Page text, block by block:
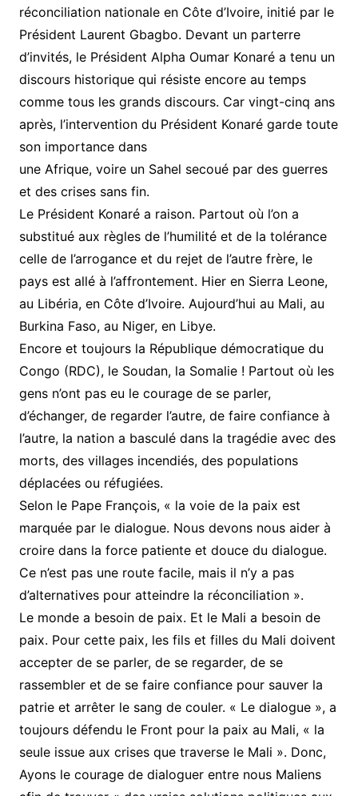
réconciliation nationale en Côte d’Ivoire, initié par le
Président Laurent Gbagbo. Devant un parterre
d’invités, le Président Alpha Oumar Konaré a tenu un
discours historique qui résiste encore au temps
comme tous les grands discours. Car vingt-cinq ans
après, l’intervention du Président Konaré garde toute
son importance dans
une Afrique, voire un Sahel secoué par des guerres
et des crises sans fin.
Le Président Konaré a raison. Partout où l’on a
substitué aux règles de l’humilité et de la tolérance
celle de l’arrogance et du rejet de l’autre frère, le
pays est allé à l’affrontement. Hier en Sierra Leone,
au Libéria, en Côte d’Ivoire. Aujourd’hui au Mali, au
Burkina Faso, au Niger, en Libye.
Encore et toujours la République démocratique du
Congo (RDC), le Soudan, la Somalie ! Partout où les
gens n’ont pas eu le courage de se parler,
d’échanger, de regarder l’autre, de faire confiance à
l’autre, la nation a basculé dans la tragédie avec des
morts, des villages incendiés, des populations
déplacées ou réfugiées.
Selon le Pape François, « la voie de la paix est
marquée par le dialogue. Nous devons nous aider à
croire dans la force patiente et douce du dialogue.
Ce n’est pas une route facile, mais il n’y a pas
d’alternatives pour atteindre la réconciliation ».
Le monde a besoin de paix. Et le Mali a besoin de
paix. Pour cette paix, les fils et filles du Mali doivent
accepter de se parler, de se regarder, de se
rassembler et de se faire confiance pour sauver la
patrie et arrêter le sang de couler. « Le dialogue », a
toujours défendu le Front pour la paix au Mali, « la
seule issue aux crises que traverse le Mali ». Donc,
Ayons le courage de dialoguer entre nous Maliens